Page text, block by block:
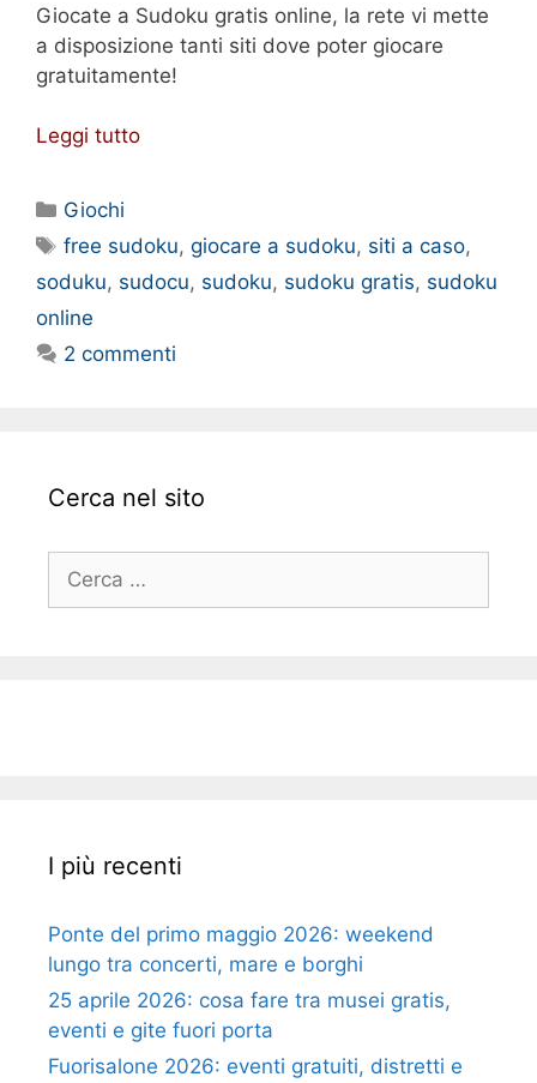
Giocate a Sudoku gratis online, la rete vi mette
a disposizione tanti siti dove poter giocare
gratuitamente!
Leggi tutto
Categorie
Giochi
Tag
free sudoku,giocare a sudoku, siti a caso,
soduku, sudocu, sudoku, sudoku gratis, sudoku
online
2 commenti
Cerca nel sito
Ricerca
I più recenti
Ponte del primo maggio 2026: weekend
lungo tra concerti, mare e borghi
25 aprile 2026: cosa fare tra musei gratis,
eventi e gite fuori porta
Fuorisalone 2026: eventi gratuiti, distretti e